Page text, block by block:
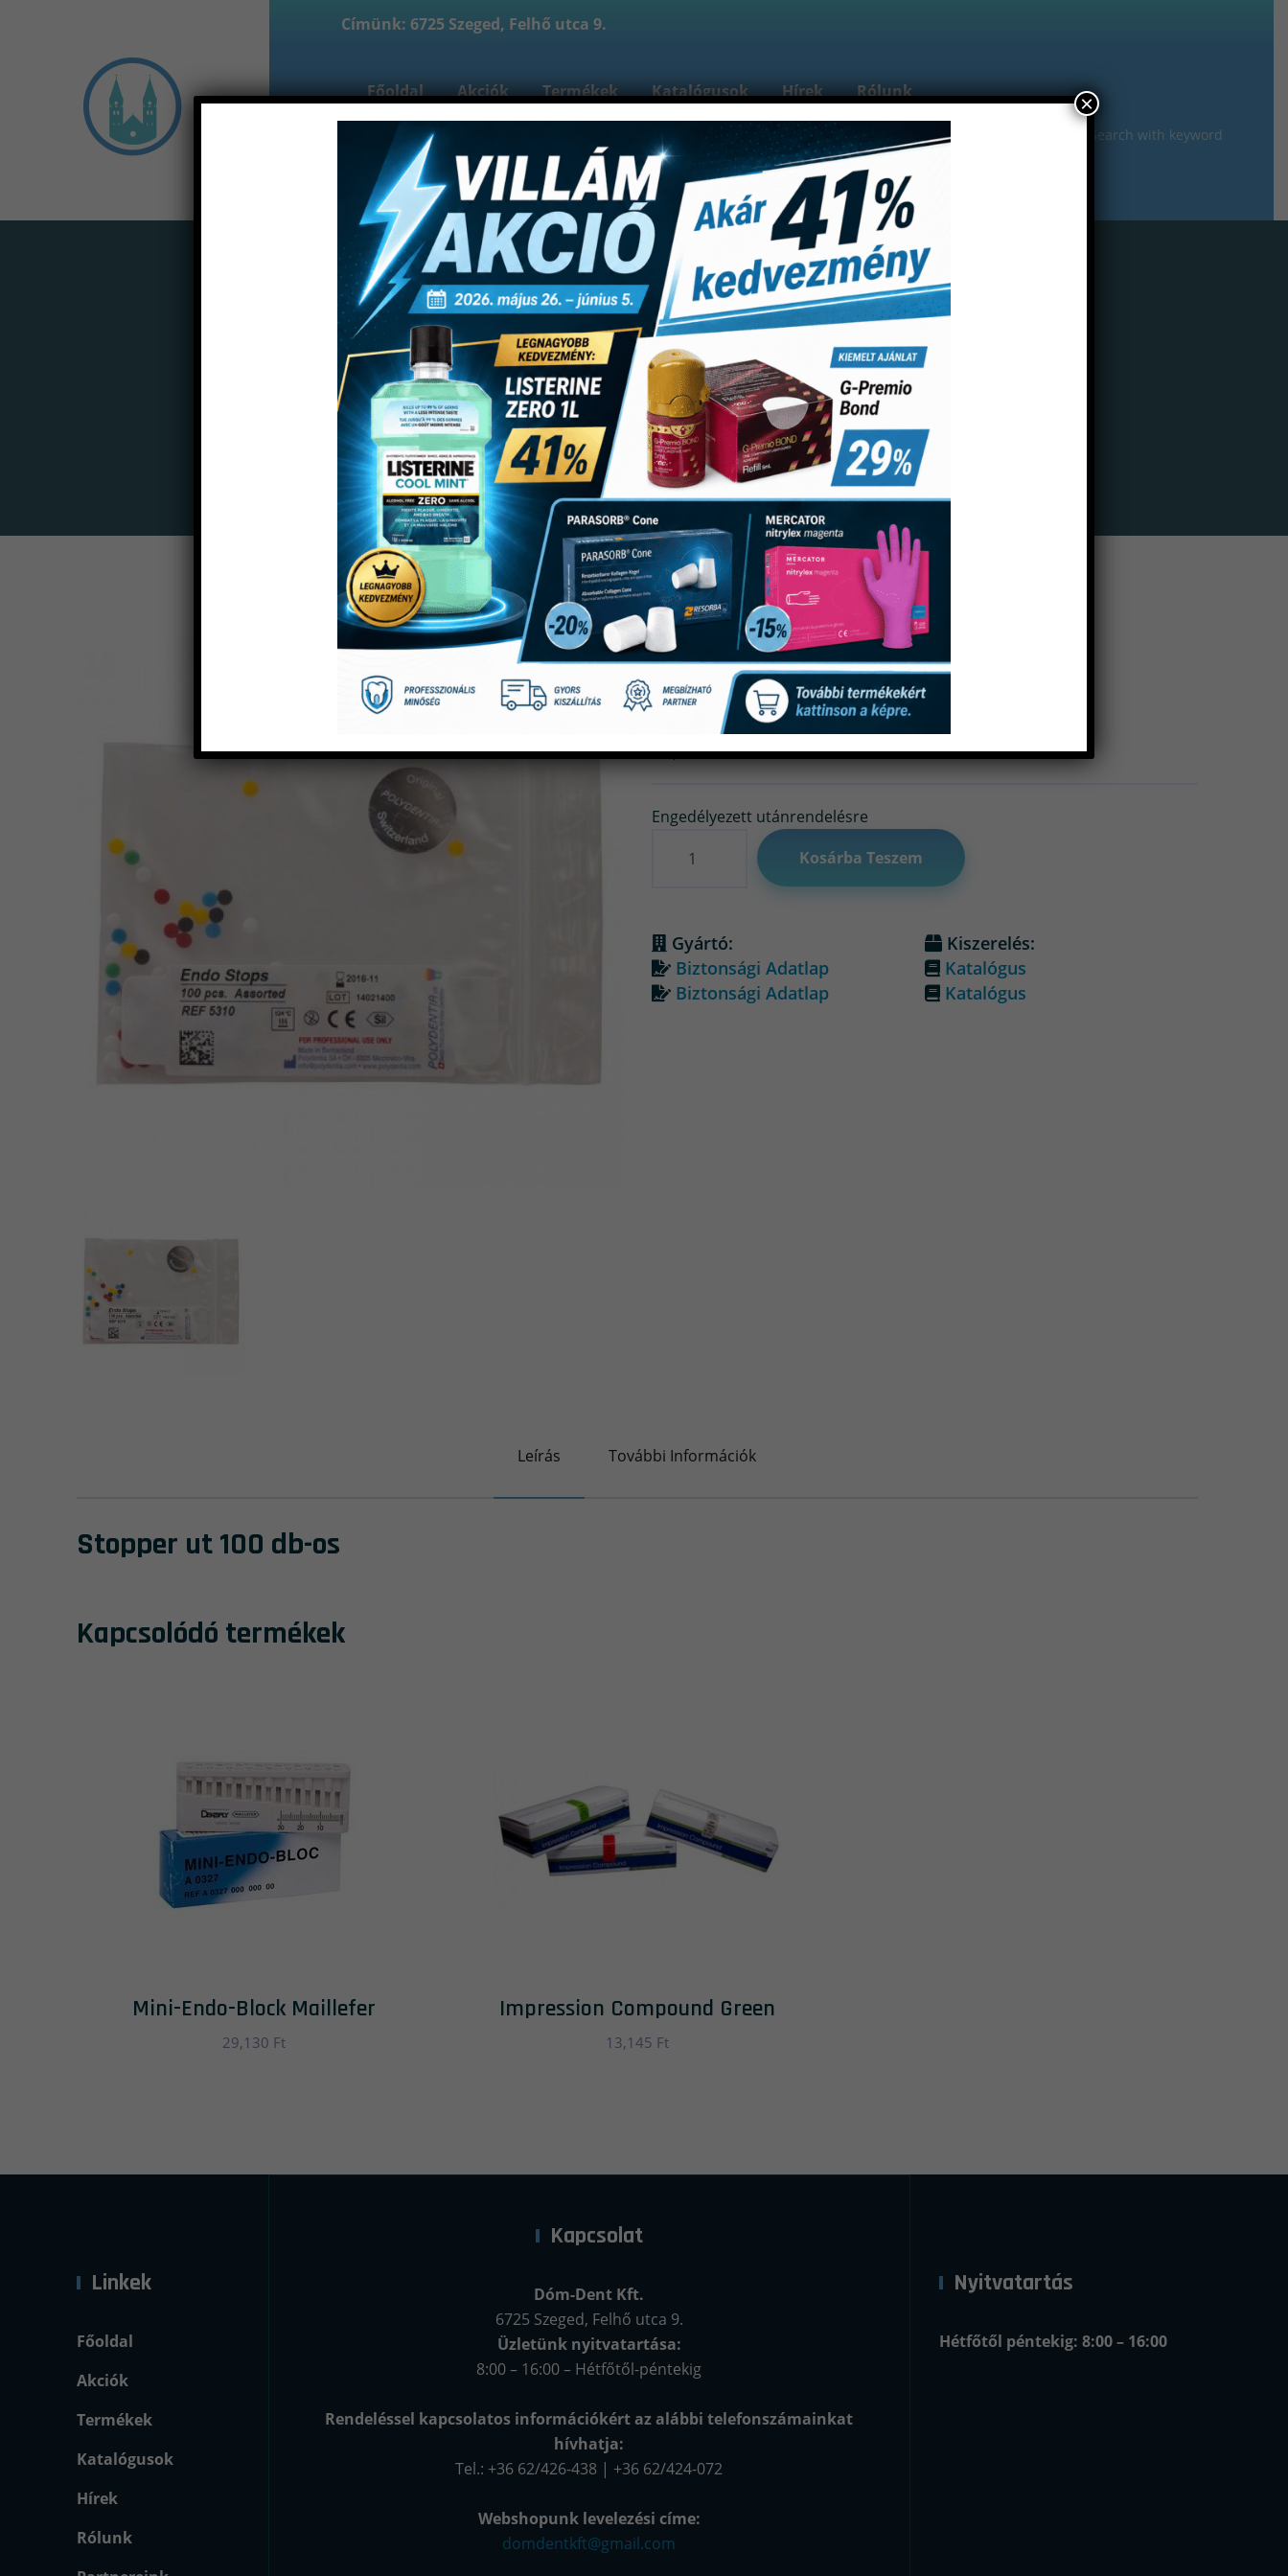
Címünk: 6725 Szeged, Felhő utca 9.
Főoldal Akciók Termékek Katalógusok Hírek Rólunk
Partnereink Kapcsolat Bejelentkezés Fiókom Regisztráció
Shop
Termékek Gyökérkezelés Egyéb segédeszközök Stopper ut 100 db-os
Stopper Ut 100 Db-Os
(0)
17,905Ft
Engedélyezett utánrendelésre
Kosárba Teszem
Gyártó:
Kiszerelés:
Biztonsági Adatlap
Katalógus
Biztonsági Adatlap
Katalógus
Leírás További Információk
Stopper ut 100 db-os
Kapcsolódó termékek
Mini-Endo-Block Maillefer
29,130 Ft
Impression Compound Green
13,145 Ft
Linkek
Főoldal
Akciók
Termékek
Katalógusok
Hírek
Rólunk
Kapcsolat
Dóm-Dent Kft.
6725 Szeged, Felhő utca 9.
Üzletünk nyitvatartása:
8:00 – 16:00 – Hétfőtől-péntekig
Rendeléssel kapcsolatos információkért az alábbi telefonszámainkat
hívhatja:
Tel.: +36 62/426-438 | +36 62/424-072
Webshopunk levelezési címe:
domdentkft@gmail.com
Nyitvatartás
Hétfőtől péntekig: 8:00 – 16:00
×